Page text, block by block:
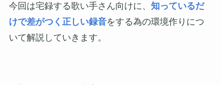
今回は宅録する歌い手さん向けに、 知っているだ
けで差がつく正しい録音をする為の環境作りにつ
いて解説していきます。